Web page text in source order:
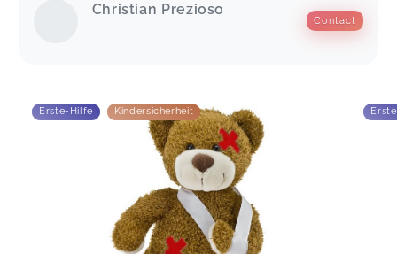
Christian Prezioso
Contact
Erste-Hilfe Kindersicherheit